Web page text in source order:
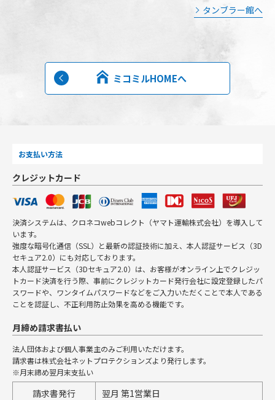
タンブラー館へ
ミコミルHOMEへ
お支払い方法
クレジットカード
決済システムは、クロネコwebコレクト（ヤマト運輸株式会社）を導入して
います。
強度な暗号化通信（SSL）と最新の認証技術に加え、本人認証サービス（3D
セキュア2.0）にも対応しております。
本人認証サービス（3Dセキュア2.0）は、お客様がオンライン上でクレジッ
トカード決済を行う際、事前にクレジットカード発行会社に設定登録したパ
スワードや、ワンタイムパスワードなどをご入力いただくことで本人である
ことを認証し、不正利用防止効果を高める機能です。
月締め請求書払い
法人団体および個人事業主のみご利用いただけます。
請求書は株式会社ネットプロテクションズより発行します。
※月末締め翌月末支払い
請求書発行
翌月 第1営業日